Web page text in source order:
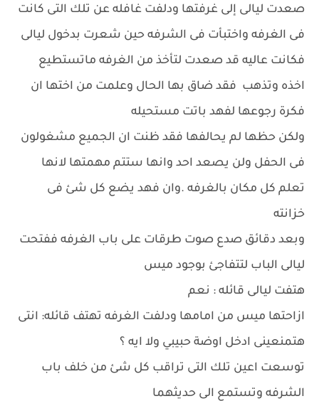
صعدت ليالى إلى غرفتها ودلفت غافله عن تلك التى كانت
فى الغرفه واختبأت فى الشرفه حين شعرت بدخول ليالى
فكانت عاليه قد صعدت لتأخذ من الغرفه ماتستطيع
اخذه وتذهب فقد ضاق بها الحال وعلمت من اختها ان
فكرة رجوعها لفهد باتت مستحيله
ولكن حظها لم يحالفها فقد ظنت ان الجميع مشغولون
فى الحفل ولن يصعد احد وانها ستتم مهمتها لانها
تعلم كل مكان بالغرفه .وان فهد يضع كل شئ فى
خزانته
وبعد دقائق صدع صوت طرقات على باب الغرفه ففتحت
ليالى الباب لتتفاجئ بوجود ميس
هتفت ليالى قائله : نعم
ازاحتها ميس من امامها ودلفت الغرفه تهتف قائله: انتى
هتمنعينى ادخل اوضة حبيبي ولا ايه ؟
توسعت اعين تلك التى تراقب كل شئ من خلف باب
الشرفه وتستمع الى حديثهما